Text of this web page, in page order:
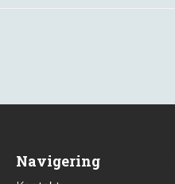
Navigering